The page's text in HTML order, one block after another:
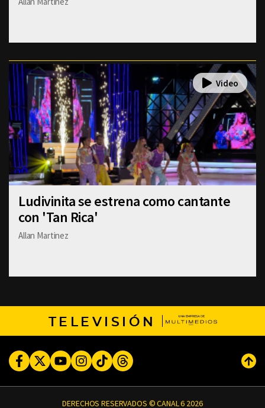
Ludivinita se estrena como cantante
con 'Tan Rica'
Allan Martinez
TELEVISIÓN
FacebookTwitterYoutubeInstagram
TikTokThreads
DERECHOS RESERVADOS © CANAL 6 2026